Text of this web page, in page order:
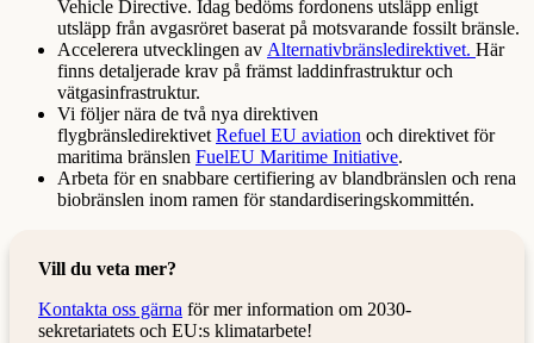
Vehicle Directive. Idag bedöms fordonens utsläpp enligt
utsläpp från avgasröret baserat på motsvarande fossilt bränsle.
Accelerera utvecklingen av Alternativbränsledirektivet. Här
finns detaljerade krav på främst laddinfrastruktur och
vätgasinfrastruktur.
Vi följer nära de två nya direktiven
flygbränsledirektivet Refuel EU aviation och direktivet för
maritima bränslen FuelEU Maritime Initiative.
Arbeta för en snabbare certifiering av blandbränslen och rena
biobränslen inom ramen för standardiseringskommittén.
Vill du veta mer?
Kontakta oss gärna för mer information om 2030-
sekretariatets och EU:s klimatarbete!